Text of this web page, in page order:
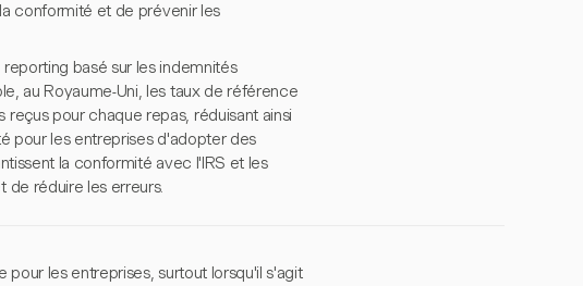
conformité et de prévenir les
basé sur les indemnités
au Royaume-Uni, les taux de référence
pour chaque repas, réduisant ainsi
pour les entreprises d'adopter des
la conformité avec l'IRS et les
de réduire les erreurs.
les entreprises, surtout lorsqu'il s'agit